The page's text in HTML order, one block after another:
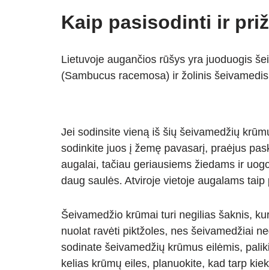
p
er
Kaip pasisodinti ir
Lietuvoje augančios rūšys yra juoduogis
(Sambucus racemosa) ir žolinis
Jei sodinsite vieną iš šių šeivamedžių
sodinkite juos į žemę pavasarį, praėjus
augalai, tačiau geriausiems žiedams ir
daug saulės. Atviroje vietoje augalams
Šeivamedžio krūmai turi negilias šaknis,
nuolat ravėti piktžoles, nes šeivamedžiai
sodinate šeivamedžių krūmus eilėmis,
kelias krūmų eiles, planuokite, kad tarp